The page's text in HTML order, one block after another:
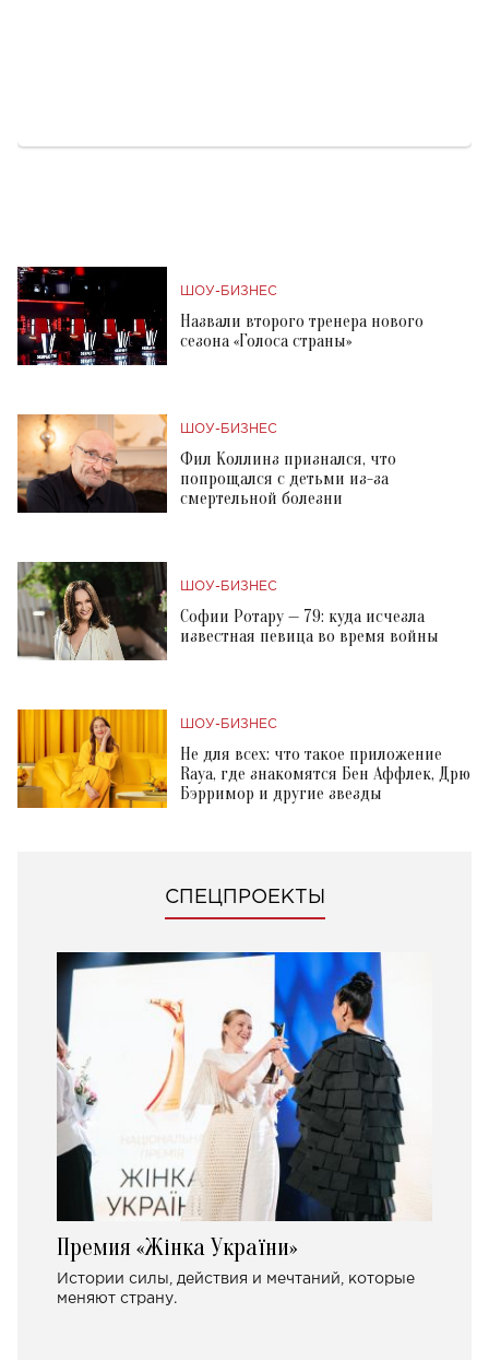
ШОУ-БИЗНЕС
Назвали второго тренера нового
сезона «Голоса страны»
ШОУ-БИЗНЕС
Фил Коллинз признался, что
попрощался с детьми из-за
смертельной болезни
ШОУ-БИЗНЕС
Софии Ротару — 79: куда исчезла
известная певица во время войны
ШОУ-БИЗНЕС
Не для всех: что такое приложение
Raya, где знакомятся Бен Аффлек, Дрю
Бэрримор и другие звезды
СПЕЦПРОЕКТЫ
Премия «Жінка України»
Истории силы, действия и мечтаний, которые
меняют страну.